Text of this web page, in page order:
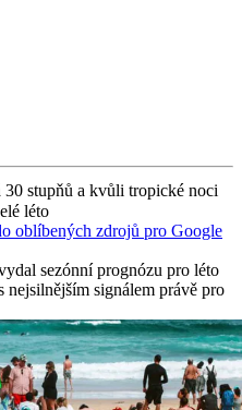
stupňů a kvůli tropické noci
léto
oblíbených zdrojů pro Google
sezónní prognózu pro léto
nejsilnějším signálem právě pro